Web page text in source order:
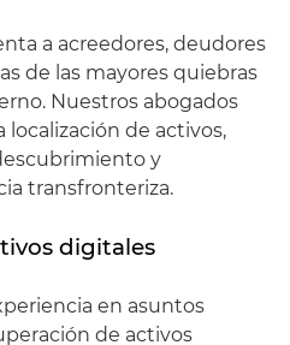
a acreedores, deudores
de las mayores quiebras
Nuestros abogados
de activos,
y
transfronteriza.
digitales
en asuntos
de activos